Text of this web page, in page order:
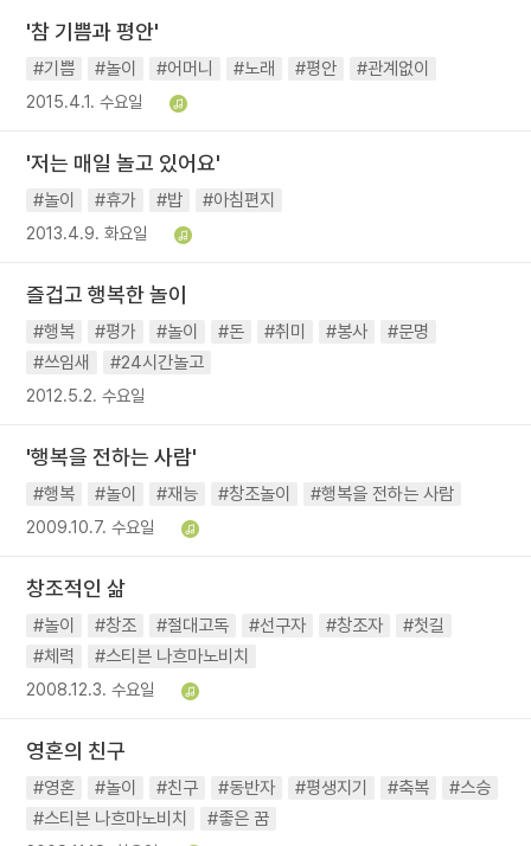
'참 기쁨과 평안'
#기쁨 #놀이 #어머니 #노래 #평안 #관계없이
2015.4.1. 수요일
'저는 매일 놀고 있어요'
#놀이 #휴가 #밥 #아침편지
2013.4.9. 화요일
즐겁고 행복한 놀이
#행복 #평가 #놀이 #돈 #취미 #봉사
#문명
#쓰임새
#24시간놀고
2012.5.2. 수요일
'행복을 전하는 사람'
#행복 #놀이 #재능 #창조놀이 #행복을 전하는 사람
2009.10.7. 수요일
창조적인 삶
#놀이 #창조 #절대고독 #선구자 #창조자
#첫길
#체력
#스티븐 나흐마노비치
2008.12.3. 수요일
영혼의 친구
#영혼 #놀이 #친구 #동반자 #평생지기 #축복
#스승
#스티븐 나흐마노비치
#좋은 꿈